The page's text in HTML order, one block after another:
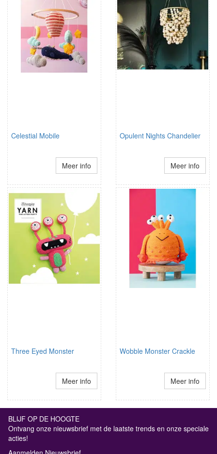
Celestial Mobile
Meer info
Opulent Nights Chandelier
Meer info
Three Eyed Monster
Meer info
Wobble Monster Crackle
Meer info
BLIJF OP DE HOOGTE
Ontvang onze nieuwsbrief met de laatste trends en onze speciale
acties!